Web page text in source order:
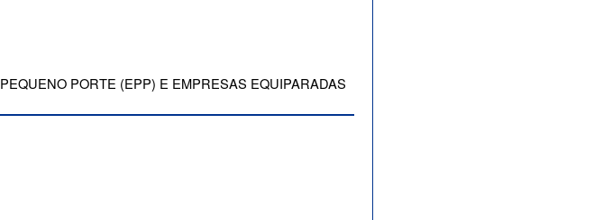
PORTE (EPP) E EMPRESAS EQUIPARADAS